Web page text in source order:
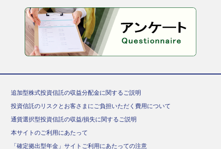
追加型株式投資信託の収益分配金に関するご説明
投資信託のリスクとお客さまにご負担いただく費用について
通貨選択型投資信託の収益/損失に関するご説明
本サイトのご利用にあたって
「確定拠出型年金」サイトご利用にあたっての注意